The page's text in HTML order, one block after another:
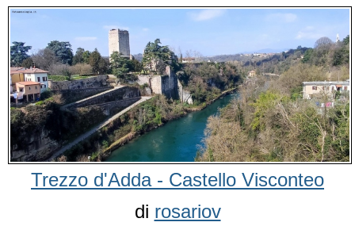
Trezzo d'Adda - Castello Visconteo
di rosariov